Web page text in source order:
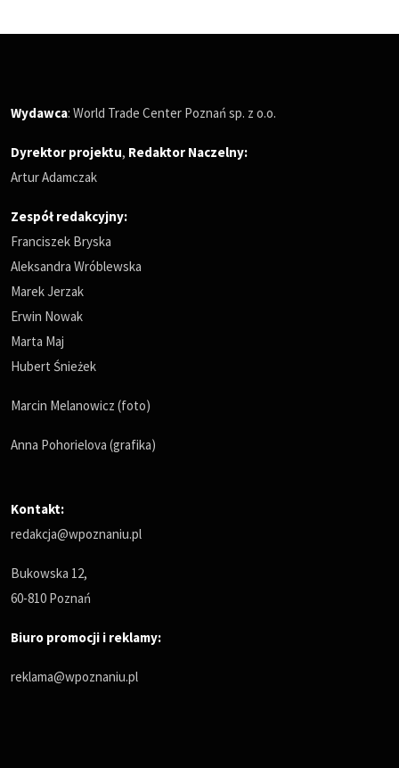
Wydawca: World Trade Center Poznań sp. z o.o.
Dyrektor projektu, Redaktor Naczelny:
Artur Adamczak
Zespół redakcyjny:
Franciszek Bryska
Aleksandra Wróblewska
Marek Jerzak
Erwin Nowak
Marta Maj
Hubert Śnieżek
Marcin Melanowicz (foto)
Anna Pohorielova (grafika)
Kontakt:
redakcja@wpoznaniu.pl
Bukowska 12,
60-810 Poznań
Biuro promocji i reklamy:
reklama@wpoznaniu.pl